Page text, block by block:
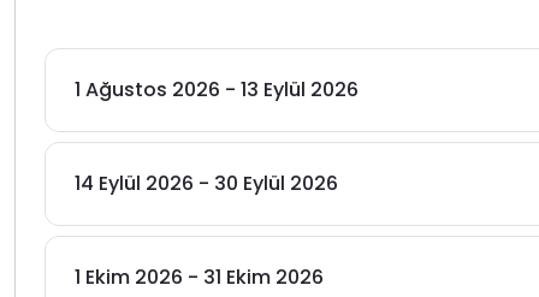
1 Ağustos 2026 - 13 Eylül 2026
14 Eylül 2026 - 30 Eylül 2026
1 Ekim 2026 - 31 Ekim 2026